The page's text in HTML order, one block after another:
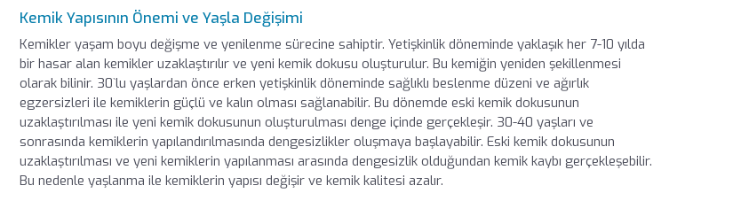
Kemik Yapısının Önemi ve Yaşla Değişimi
Kemikler yaşam boyu değişme ve yenilenme sürecine sahiptir. Yetişkinlik döneminde yaklaşık her 7-10 yılda
bir hasar alan kemikler uzaklaştırılır ve yeni kemik dokusu oluşturulur. Bu kemiğin yeniden şekillenmesi
olarak bilinir. 30`lu yaşlardan önce erken yetişkinlik döneminde sağlıklı beslenme düzeni ve ağırlık
egzersizleri ile kemiklerin güçlü ve kalın olması sağlanabilir. Bu dönemde eski kemik dokusunun
uzaklaştırılması ile yeni kemik dokusunun oluşturulması denge içinde gerçekleşir. 30-40 yaşları ve
sonrasında kemiklerin yapılandırılmasında dengesizlikler oluşmaya başlayabilir. Eski kemik dokusunun
uzaklaştırılması ve yeni kemiklerin yapılanması arasında dengesizlik olduğundan kemik kaybı gerçekleşebilir.
Bu nedenle yaşlanma ile kemiklerin yapısı değişir ve kemik kalitesi azalır.